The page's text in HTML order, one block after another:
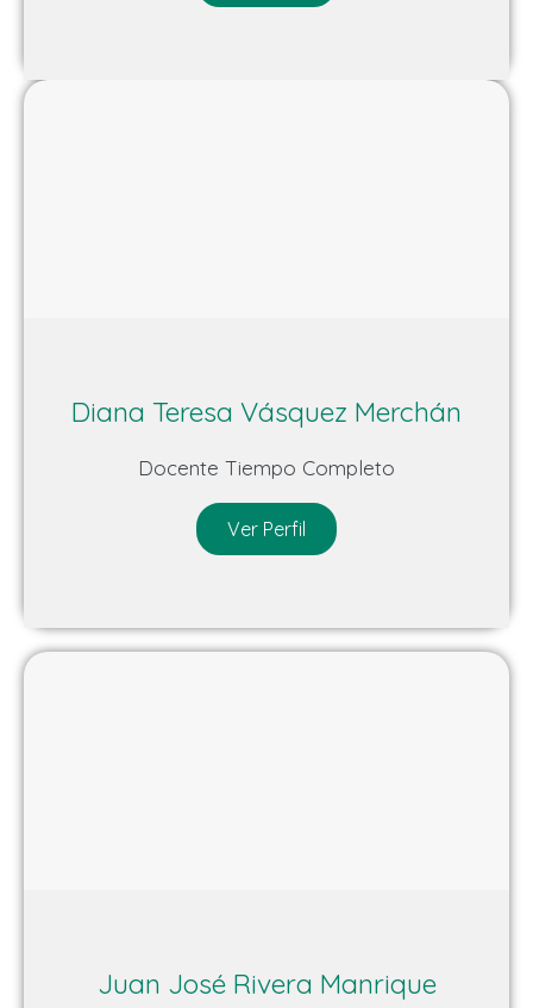
Diana Teresa Vásquez Merchán
Docente Tiempo Completo
Ver Perfil
Juan José Rivera Manrique